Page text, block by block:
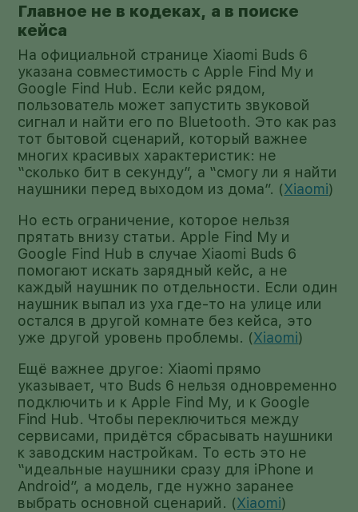
Главное не в кодеках, а в поиске
кейса
На официальной странице Xiaomi Buds 6
указана совместимость с Apple Find My и
Google Find Hub. Если кейс рядом,
пользователь может запустить звуковой
сигнал и найти его по Bluetooth. Это как раз
тот бытовой сценарий, который важнее
многих красивых характеристик: не
“сколько бит в секунду”, а “смогу ли я найти
наушники перед выходом из дома”. (Xiaomi)
Но есть ограничение, которое нельзя
прятать внизу статьи. Apple Find My и
Google Find Hub в случае Xiaomi Buds 6
помогают искать зарядный кейс, а не
каждый наушник по отдельности. Если один
наушник выпал из уха где-то на улице или
остался в другой комнате без кейса, это
уже другой уровень проблемы. (Xiaomi)
Ещё важнее другое: Xiaomi прямо
указывает, что Buds 6 нельзя одновременно
подключить и к Apple Find My, и к Google
Find Hub. Чтобы переключиться между
сервисами, придётся сбрасывать наушники
к заводским настройкам. То есть это не
“идеальные наушники сразу для iPhone и
Android”, а модель, где нужно заранее
выбрать основной сценарий. (Xiaomi)